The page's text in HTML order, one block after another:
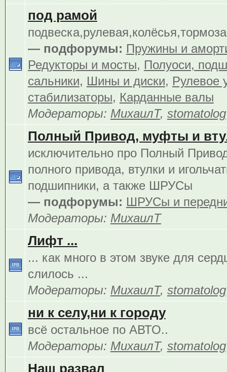
под рамой
— подфорумы: Пружины и
Редукторы и мосты, Полуоси,
сальники, Шины и диски, Рулевое
стабилизаторы, Карданные валы
Модераторы: МихаилТ, stomatolog
Полный Привод, муфты и
исключительно про Полный
полного привода, втулки и
подшипники, а также ШРУСы
— подфорумы: ШРУСы и
Модераторы: МихаилТ
Лифт ...
... как много в этом звуке для
слилось ...
Модераторы: МихаилТ, stomatolog
ни к селу,ни к городу
всё остальное по АВТО..
Модераторы: МихаилТ, stomatolog
Наш развал